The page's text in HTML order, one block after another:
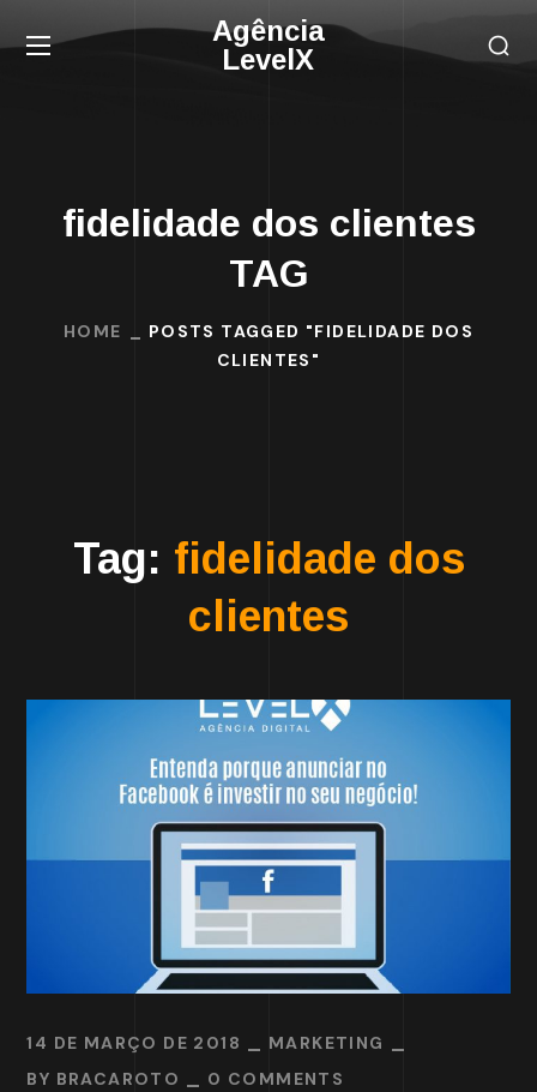
Agência
LevelX
fidelidade dos clientes
TAG
HOME
POSTS TAGGED "FIDELIDADE DOS
CLIENTES"
Tag: fidelidade dos
clientes
14 DE MARÇO DE 2018
MARKETING
BY BRACAROTO 0 COMMENTS